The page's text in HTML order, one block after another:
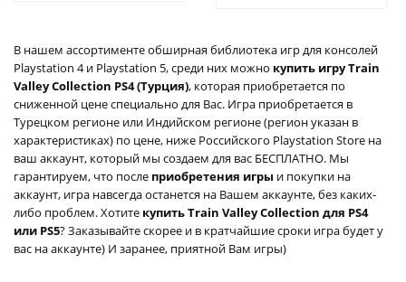
В нашем ассортименте обширная библиотека игр для консолей
Playstation 4 и Playstation 5, среди них можно купить игру Train
Valley Collection PS4 (Турция), которая приобретается по
сниженной цене специально для Вас. Игра приобретается в
Турецком регионе или Индийском регионе (регион указан в
характеристиках) по цене, ниже Российского Playstation Store на
ваш аккаунт, который мы создаем для вас БЕСПЛАТНО. Мы
гарантируем, что после приобретения игры и покупки на
аккаунт, игра навсегда останется на Вашем аккаунте, без каких-
либо проблем. Хотите купить Train Valley Collection для PS4
или PS5? Заказывайте скорее и в кратчайшие сроки игра будет у
вас на аккаунте) И заранее, приятной Вам игры)